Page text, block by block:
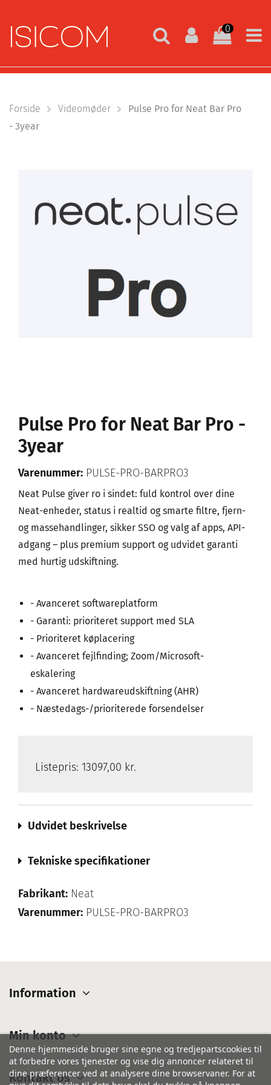
0
Forside Videomøder
Pulse Pro for Neat Bar Pro
- 3year
Pulse Pro for Neat Bar Pro -
3year
Varenummer: PULSE-PRO-BARPRO3
Neat Pulse giver ro i sindet: fuld kontrol over dine
Neat-enheder, status i realtid og smarte filtre, fjern-
og massehandlinger, sikker SSO og valg af apps, API-
adgang – plus premium support og udvidet garanti
med hurtig udskiftning.
- Avanceret softwareplatform
- Garanti: prioriteret support med SLA
- Prioriteret køplacering
- Avanceret fejlfinding; Zoom/Microsoft-
eskalering
- Avanceret hardwareudskiftning (AHR)
- Næstedags-/prioriterede forsendelser
Listepris: 13097,00 kr.
Udvidet beskrivelse
Tekniske specifikationer
Fabrikant: Neat
Varenummer: PULSE-PRO-BARPRO3
Information
Min konto
Kontakt os
Denne hjemmeside bruger sine egne og tredjepartscookies til
at forbedre vores tjenester og vise dig annoncer relateret til
dine præferencer ved at analysere dine browservaner. For at